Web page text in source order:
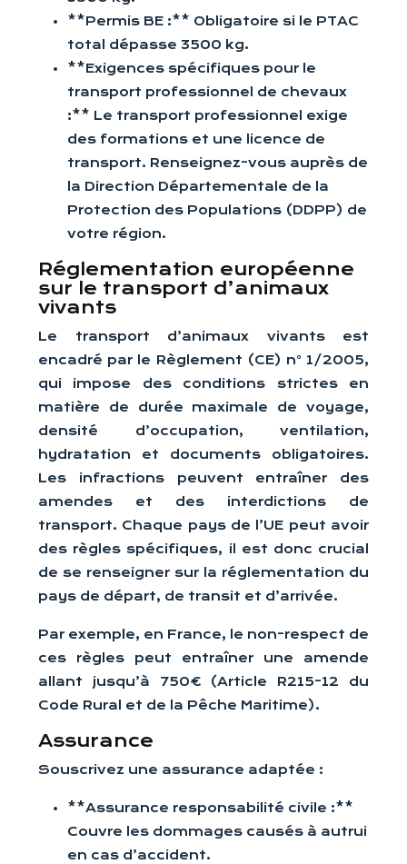
**Permis BE :** Obligatoire si le PTAC
total dépasse 3500 kg.
**Exigences spécifiques pour le
transport professionnel de chevaux
:** Le transport professionnel exige
des formations et une licence de
transport. Renseignez-vous auprès de
la Direction Départementale de la
Protection des Populations (DDPP) de
votre région.
Réglementation européenne
sur le transport d’animaux
vivants
Le transport d’animaux vivants est
encadré par le Règlement (CE) n° 1/2005,
qui impose des conditions strictes en
matière de durée maximale de voyage,
densité d’occupation, ventilation,
hydratation et documents obligatoires.
Les infractions peuvent entraîner des
amendes et des interdictions de
transport. Chaque pays de l’UE peut avoir
des règles spécifiques, il est donc crucial
de se renseigner sur la réglementation du
pays de départ, de transit et d’arrivée.
Par exemple, en France, le non-respect de
ces règles peut entraîner une amende
allant jusqu’à 750€ (Article R215-12 du
Code Rural et de la Pêche Maritime).
Assurance
Souscrivez une assurance adaptée :
**Assurance responsabilité civile :**
Couvre les dommages causés à autrui
en cas d’accident.